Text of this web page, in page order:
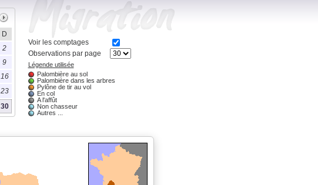
D
2
9
16
23
30
Voir les comptages
Observations par page
Légende utilisée
Palombière au sol
Palombière dans les arbres
Pylône de tir au vol
En col
A l'affût
Non chasseur
Autres ...